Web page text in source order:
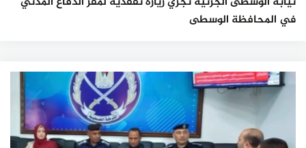
في المحافظة الوسطى